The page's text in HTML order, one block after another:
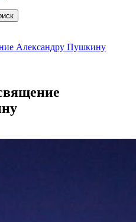
Александру Пушкину